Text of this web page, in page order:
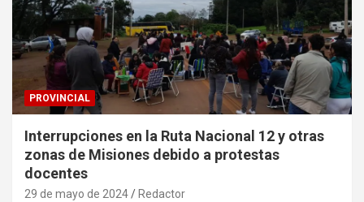
PROVINCIAL
Interrupciones en la Ruta Nacional 12 y otras
zonas de Misiones debido a protestas
docentes
29 de mayo de 2024 Redactor